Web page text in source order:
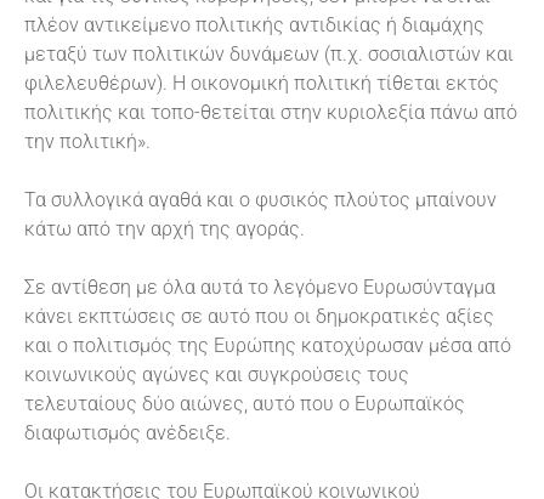
πλέον αντικείμενο πολιτικής αντιδικίας ή διαμάχης
μεταξύ των πολιτικών δυνάμεων (π.χ. σοσιαλιστών και
φιλελευθέρων). Η οικονομική πολιτική τίθεται εκτός
πολιτικής και τοπο-θετείται στην κυριολεξία πάνω από
την πολιτική».
Τα συλλογικά αγαθά και ο φυσικός πλούτος μπαίνουν
κάτω από την αρχή της αγοράς.
Σε αντίθεση με όλα αυτά το λεγόμενο Ευρωσύνταγμα
κάνει εκπτώσεις σε αυτό που οι δημοκρατικές αξίες
και ο πολιτισμός της Ευρώπης κατοχύρωσαν μέσα από
κοινωνικούς αγώνες και συγκρούσεις τους
τελευταίους δύο αιώνες, αυτό που ο Ευρωπαϊκός
διαφωτισμός ανέδειξε.
Οι κατακτήσεις του Ευρωπαϊκού κοινωνικού